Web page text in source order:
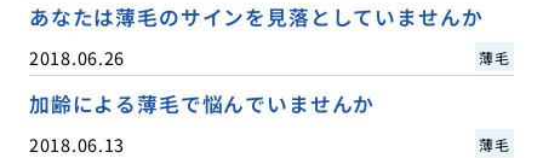
あなたは薄毛のサインを見落としていませんか
2018.06.26 薄毛
加齢による薄毛で悩んでいませんか
2018.06.13 薄毛